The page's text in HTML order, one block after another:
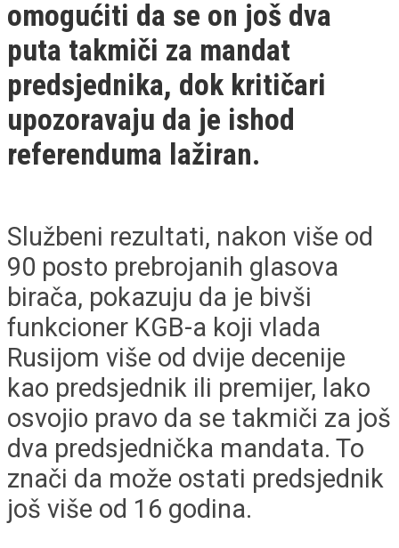
omogućiti da se on još dva
puta takmiči za mandat
predsjednika, dok kritičari
upozoravaju da je ishod
referenduma lažiran.
Službeni rezultati, nakon više od
90 posto prebrojanih glasova
birača, pokazuju da je bivši
funkcioner KGB-a koji vlada
Rusijom više od dvije decenije
kao predsjednik ili premijer, lako
osvojio pravo da se takmiči za još
dva predsjednička mandata. To
znači da može ostati predsjednik
još više od 16 godina.